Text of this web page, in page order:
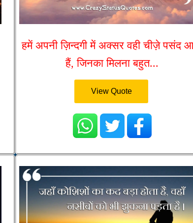
हमें अपनी ज़िन्दगी में अक्सर वही चीज़े पसंद
हैं, जिनका मिलना बहुत...
View Quote